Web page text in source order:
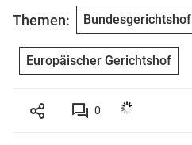
Themen: Bundesgerichtshof
Europäischer Gerichtshof
0